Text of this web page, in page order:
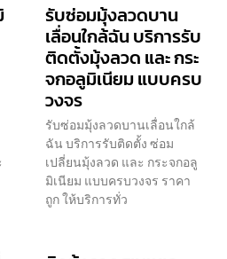
รับซ่อมมุ้งลวดบาน
เลื่อนใกล้ฉัน บริการรับ
ติดตั้งมุ้งลวด และ กระ
จกอลูมิเนียม แบบครบ
วงจร
รับซ่อมมุ้งลวดบานเลื่อนใกล้
ฉัน บริการรับติดตั้ง ซ่อม
เปลี่ยนมุ้งลวด และ กระจกอลู
มิเนียม แบบครบวงจร ราคา
ถูก ให้บริการทั่ว